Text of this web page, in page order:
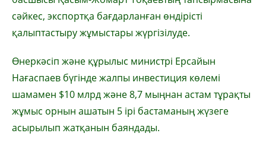
сәйкес, экспортқа бағдарланған өндірісті
қалыптастыру жұмыстары жүргізілуде.
Өнеркәсіп және құрылыс министрі Ерсайын
Нағаспаев бүгінде жалпы инвестиция көлемі
шамамен $10 млрд және 8,7 мыңнан астам тұрақты
жұмыс орнын ашатын 5 ірі бастаманың жүзеге
асырылып жатқанын баяндады.